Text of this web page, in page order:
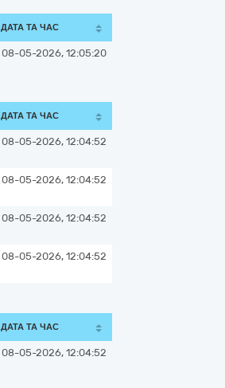
ДАТА ТА ЧАС
08-05-2026, 12:05:20
ДАТА ТА ЧАС
08-05-2026, 12:04:52
08-05-2026, 12:04:52
08-05-2026, 12:04:52
08-05-2026, 12:04:52
ДАТА ТА ЧАС
08-05-2026, 12:04:52